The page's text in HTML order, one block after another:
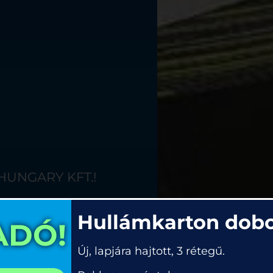
KFT.!
Hullámkarton
Új, lapjára hajtott, 3 rétegű.